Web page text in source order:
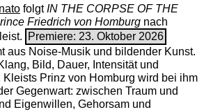
folgtIN THE CORPSE OF THE
Friedrich von Homburgnach
Premiere: 23. Oktober 2026
aus Noise-Musik und bildender Kunst.
Bild, Dauer, Intensität und
Kleists Prinz von Homburg wird bei ihm
Gegenwart: zwischen Traum und
Eigenwillen, Gehorsam und